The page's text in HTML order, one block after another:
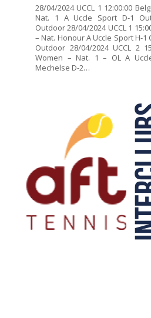
28/04/2024 UCCL 1 12:00:00
Nat. 1 A Uccle Sport D-1
Outdoor 28/04/2024 UCCL 1
– Nat. Honour A Uccle Sport H-
Outdoor 28/04/2024 UCCL 2
Women – Nat. 1 – OL A
Mechelse D-2…